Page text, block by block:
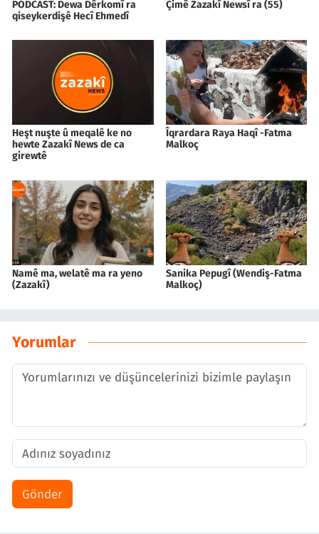
PODCAST: Dewa Dêrkomî ra
qiseykerdişê Hecî Ehmedî
Çimê Zazakî Newsî ra (55)
Heşt nuşte û meqalê ke no
hewte Zazakî News de ca
girewtê
Îqrardara Raya Haqî -Fatma
Malkoç
Namê ma, welatê ma ra yeno
(Zazakî)
Sanika Pepugî (Wendiş-Fatma
Malkoç)
Yorumlar
Gönder